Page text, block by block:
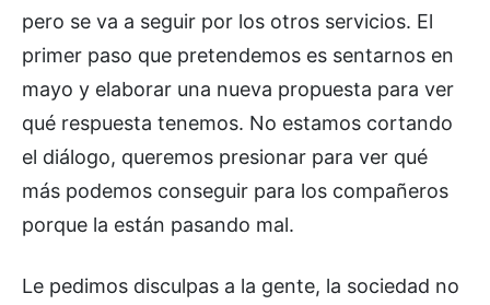
pero se va a seguir por los otros servicios. El
primer paso que pretendemos es sentarnos en
mayo y elaborar una nueva propuesta para ver
qué respuesta tenemos. No estamos cortando
el diálogo, queremos presionar para ver qué
más podemos conseguir para los compañeros
porque la están pasando mal.
Le pedimos disculpas a la gente, la sociedad no